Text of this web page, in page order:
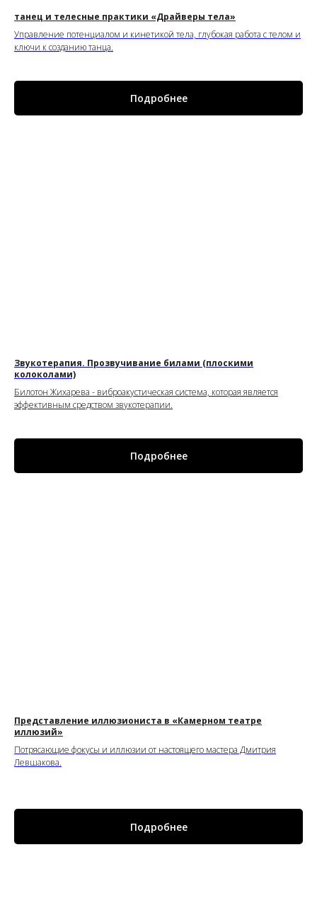
танец и телесные практики «Драйверы тела»
Управление потенциалом и кинетикой тела, глубокая работа с телом и
ключи к созданию танца.
Подробнее
Звукотерапия. Прозвучивание билами (плоскими
колоколами)
Билотон Жихарева - виброакустическая система, которая является
эффективным средством звукотерапии.
Подробнее
Представление иллюзиониста в «Камерном театре
иллюзий»
Потрясающие фокусы и иллюзии от настоящего мастера Дмитрия
Левшакова.
Подробнее